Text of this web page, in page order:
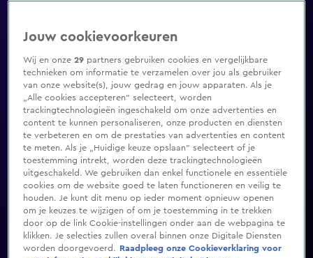
Jouw cookievoorkeuren
Wij en onze29 partners gebruiken cookies en vergelijkbare
technieken om informatie te verzamelen over jou als gebruiker
van onze website(s), jouw gedrag en jouw apparaten. Als je
„Alle cookies accepteren” selecteert, worden
trackingtechnologieën ingeschakeld om onze advertenties en
content te kunnen personaliseren, onze producten en diensten
te verbeteren en om de prestaties van advertenties en content
te meten. Als je „Huidige keuze opslaan” selecteert of je
toestemming intrekt, worden deze trackingtechnologieën
uitgeschakeld. We gebruiken dan enkel functionele en essentiële
cookies om de website goed te laten functioneren en veilig te
houden. Je kunt dit menu op ieder moment opnieuw openen
om je keuzes te wijzigen of om je toestemming in te trekken
door op de link Cookie-instellingen onder aan de webpagina te
klikken. Je selecties zullen overal binnen onze Digitale Diensten
worden doorgevoerd.
Raadpleeg onze Cookieverklaring voor